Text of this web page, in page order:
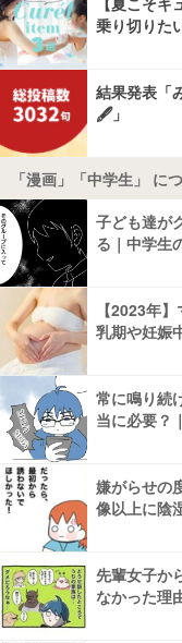
乗り切りた
結果発表「
🖋️」
「漫画」「中学生」 に
子ども達が
る｜中学生
【2023年
乳期や妊娠
常に鳴り続
当に必要？
嫌がらせの
像以上に陰
先輩女子か
なかった理